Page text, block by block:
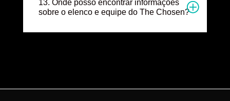
13. Onde posso encontrar informações
sobre o elenco e equipe do The Chosen?